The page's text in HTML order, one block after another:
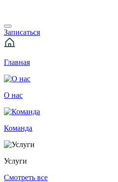
Записаться
Главная
О нас
Команда
Услуги
Смотреть все